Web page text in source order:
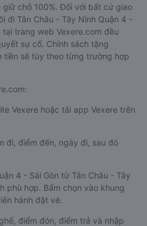
giữ chỗ 100%. Đối với bất cứ giao
đi Tân Châu - Tây Ninh Quận 4 -
trang web Vexere.com đều
sự cố. Chính sách tặng
tiền sẽ tùy theo từng trường hợp
Vexere hoặc tải app Vexere trên
đi, điểm đến, ngày đi, sau đó
4 - Sài Gòn từ Tân Châu - Tây
phù hợp. Bấm chọn vào khung
hành đặt vé.
điểm đón, điểm trả và nhập